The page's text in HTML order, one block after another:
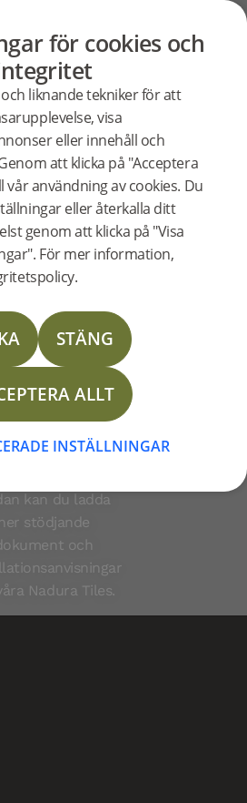
MÖBLER BUTIK OUTLET
för cookies och
liknande tekniker för att
visa
eller innehåll och
att klicka på "Acceptera
vår användning av cookies. Du
eller återkalla ditt
genom att klicka på "Visa
För mer information,
STÄNG
ALLT
INSTÄLLNINGAR
vad som gör
Nadura Tiles
Tillverkade av
med patenterad
erbjuder de rika
och en hållbar
Genom att
innovation
ett smartare
mer hållbart val
hem och
kan du ladda
ner stödjande
och
Nadura Tiles.
Nadura Tiles
Nadura Tiles
Dew Grey
Eclipse Grey